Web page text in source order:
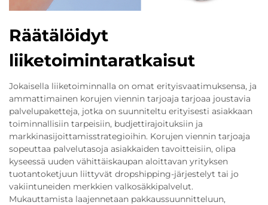
Räätälöidyt
liiketoimintaratkaisut
Jokaisella liiketoiminnalla on omat erityisvaatimuksensa, ja
ammattimainen korujen viennin tarjoaja tarjoaa joustavia
palvelupaketteja, jotka on suunniteltu erityisesti asiakkaan
toiminnallisiin tarpeisiin, budjettirajoituksiin ja
markkinasijoittamisstrategioihin. Korujen viennin tarjoaja
sopeuttaa palvelutasoja asiakkaiden tavoitteisiin, olipa
kyseessä uuden vähittäiskaupan aloittavan yrityksen
tuotantoketjuun liittyvät dropshipping-järjestelyt tai jo
vakiintuneiden merkkien valkosäkkipalvelut.
Mukauttamista laajennetaan pakkaussuunnitteluun,